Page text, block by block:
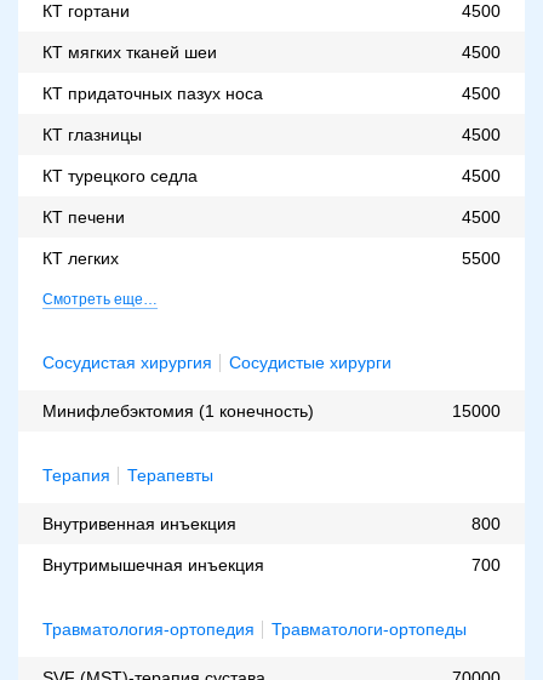
КТ гортани 4500
КТ мягких тканей шеи 4500
КТ придаточных пазух носа 4500
КТ глазницы 4500
КТ турецкого седла 4500
КТ печени 4500
КТ легких 5500
Смотреть еще…
Сосудистая хирургия Сосудистые хирурги
Минифлебэктомия (1 конечность) 15000
Терапия Терапевты
Внутривенная инъекция 800
Внутримышечная инъекция 700
Травматология-ортопедия Травматологи-ортопеды